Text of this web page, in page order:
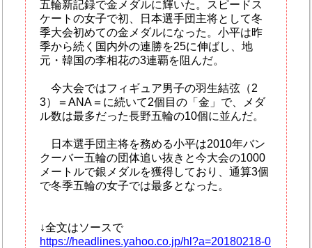
五輪新記録で金メダルに輝いた。スピードス
ケートの女子で初、日本選手団主将として冬
季大会初めての金メダルになった。小平は昨
季から続く国内外の連勝を25に伸ばし、地
元・韓国の李相花の3連覇を阻んだ。
今大会ではフィギュア男子の羽生結弦（2
3）＝ANA＝に続いて2個目の「金」で、メダ
ル数は最多だった長野五輪の10個に並んだ。
日本選手団主将を務める小平は2010年バン
クーバー五輪の団体追い抜きと今大会の1000
メートルで銀メダルを獲得しており、通算3個
で冬季五輪の女子では最多となった。
↓全文はソースで
https://headlines.yahoo.co.jp/hl?a=20180218-0